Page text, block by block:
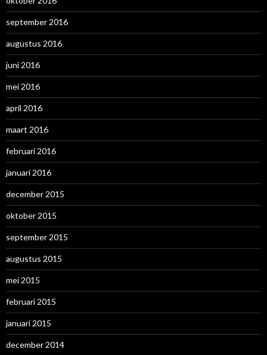
september 2016
augustus 2016
juni 2016
mei 2016
april 2016
maart 2016
februari 2016
januari 2016
december 2015
oktober 2015
september 2015
augustus 2015
mei 2015
februari 2015
januari 2015
december 2014